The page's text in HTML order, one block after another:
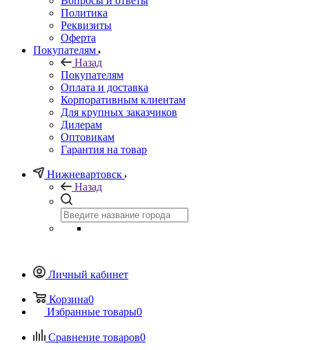
Политика
Реквизиты
Оферта
Покупателям
Назад
Покупателям
Оплата и доставка
Корпоративным клиентам
Для крупных заказчиков
Дилерам
Оптовикам
Гарантия на товар
Нижневартовск
Назад
Личный кабинет
Корзина0
Избранные товары0
Сравнение товаров0